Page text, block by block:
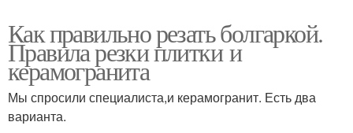
Как правильно резать болгаркой.
Правила резки плитки и
керамогранита
Мы спросили специалиста,и керамогранит. Есть два
варианта.